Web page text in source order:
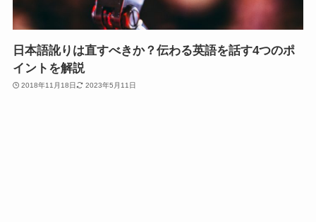
日本語訛りは直すべきか？伝わる英語を話す4つのポ
イントを解説
2018年11月18日 2023年5月11日